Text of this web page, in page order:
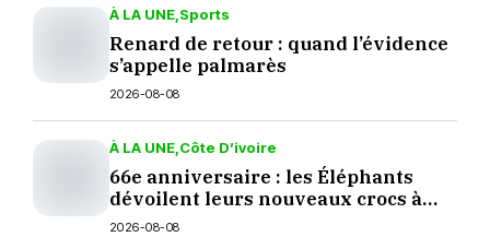
À LA UNE Sports
Renard de retour : quand l’évidence
s’appelle palmarès
2026-08-08
À LA UNE Côte D’ivoire
66e anniversaire : les Éléphants
dévoilent leurs nouveaux crocs à
Yopougon
2026-08-08